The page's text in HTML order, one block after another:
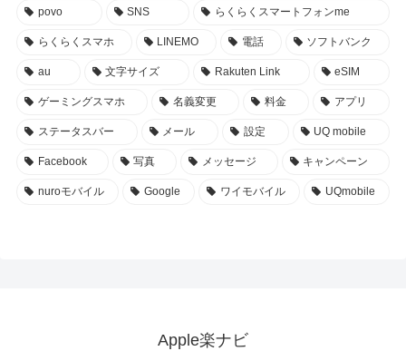
povo SNS らくらくスマートフォンme
らくらくスマホ LINEMO 電話 ソフトバンク
au 文字サイズ Rakuten Link eSIM
ゲーミングスマホ 名義変更 料金 アプリ
ステータスバー メール 設定 UQ mobile
Facebook 写真 メッセージ キャンペーン
nuroモバイル Google ワイモバイル UQmobile
Apple楽ナビ